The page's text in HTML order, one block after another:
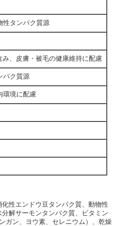
性タンパク質源
み、皮膚・被毛の健康維持に配慮
パク質源
環境に配慮
性エンドウ豆タンパク質、動物性
解サーモンタンパク質、ビタミン
ガン、ヨウ素、セレニウム）、乾燥